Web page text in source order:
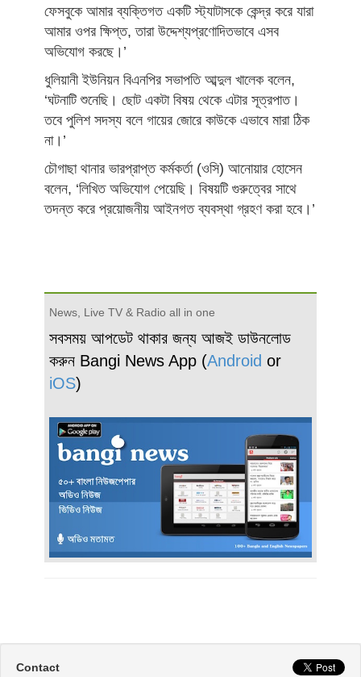
ফেসবুকে আমার ব্যক্তিগত একটি স্ট্যাটাসকে কেন্দ্র করে যারা
আমার ওপর ক্ষিপ্ত, তারা উদ্দেশ্যপ্রণোদিতভাবে এসব
অভিযোগ করছে।’
ধুলিয়ানী ইউনিয়ন বিএনপির সভাপতি আব্দুল খালেক বলেন,
‘ঘটনাটি শুনেছি। ছোট একটা বিষয় থেকে এটার সূত্রপাত।
তবে পুলিশ সদস্য বলে গায়ের জোরে কাউকে এভাবে মারা ঠিক
না।’
চৌগাছা থানার ভারপ্রাপ্ত কর্মকর্তা (ওসি) আনোয়ার হোসেন
বলেন, ‘লিখিত অভিযোগ পেয়েছি। বিষয়টি গুরুত্বের সাথে
তদন্ত করে প্রয়োজনীয় আইনগত ব্যবস্থা গ্রহণ করা হবে।’
News, Live TV & Radio all in one
সবসময় আপডেট থাকার জন্য আজই ডাউনলোড
করুন Bangi News App (Android or
iOS)
Contact